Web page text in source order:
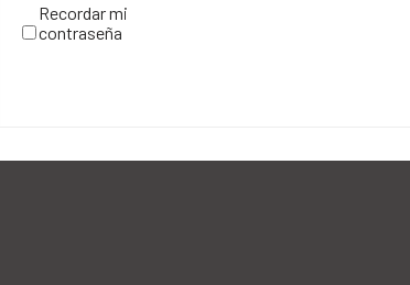
Recordar mi
contraseña